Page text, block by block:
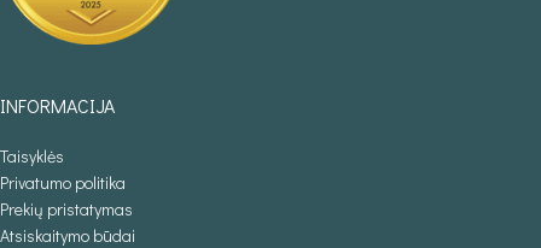
INFORMACIJA
Taisyklės
Privatumo politika
Prekių pristatymas
Atsiskaitymo būdai